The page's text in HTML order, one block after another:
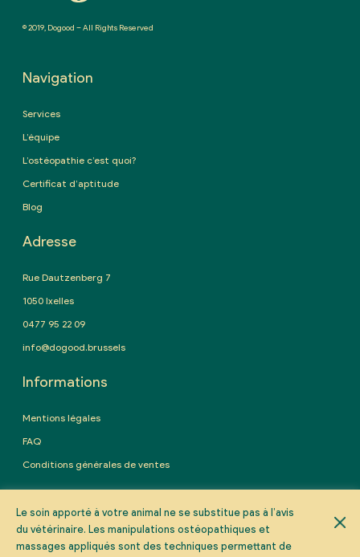
© 2019, Dogood – All Rights Reserved
Navigation
Services
L’équipe
L’ostéopathie c’est quoi?
Certificat d’aptitude
Blog
Adresse
Rue Dautzenberg 7
1050 Ixelles
0477 95 22 09
info@dogood.brussels
Informations
Mentions légales
FAQ
Conditions générales de ventes
Prendre rendez-vous
PRENDRE RDV
Le soin apporté à votre animal ne se substitue pas à l’avis
du vétérinaire. Les manipulations ostéopathiques et
massages appliqués sont des techniques permettant de